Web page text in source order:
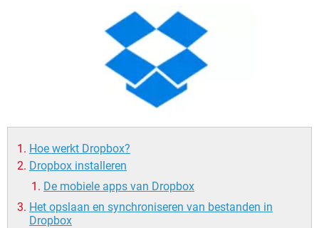
SNAPCHAT
Hoe werkt Dropbox?
Dropbox installeren
De mobiele apps van Dropbox
Het opslaan en synchroniseren van bestanden in
Dropbox